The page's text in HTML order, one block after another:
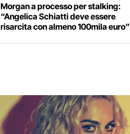
Morgan a processo per stalking:
“Angelica Schiatti deve essere
risarcita con almeno 100mila euro”